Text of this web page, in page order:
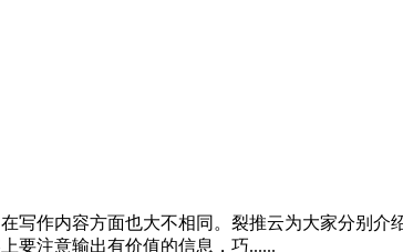
写作内容方面也大不相同。裂推云为大家分别
要注意输出有价值的信息，巧......